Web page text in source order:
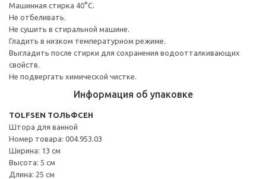
Машинная стирка 40°С.
Не отбеливать.
Не сушить в стиральной машине.
Гладить в низком температурном режиме.
Выгладить после стирки для сохранения водоотталкивающих
свойств.
Не подвергать химической чистке.
Информация об упаковке
TOLFSEN ТОЛЬФСЕН
Штора для ванной
Номер товара: 004.953.03
Ширина: 13 см
Высота: 5 см
Длина: 25 см